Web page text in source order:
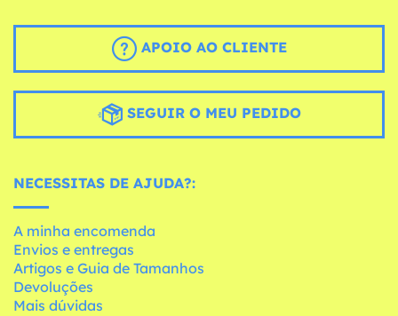
APOIO AO CLIENTE
SEGUIR O MEU PEDIDO
NECESSITAS DE AJUDA?:
A minha encomenda
Envios e entregas
Artigos e Guia de Tamanhos
Devoluções
Mais dúvidas